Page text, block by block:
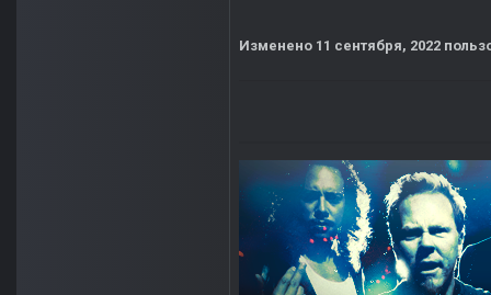
Изменено 11 сентября, 2022